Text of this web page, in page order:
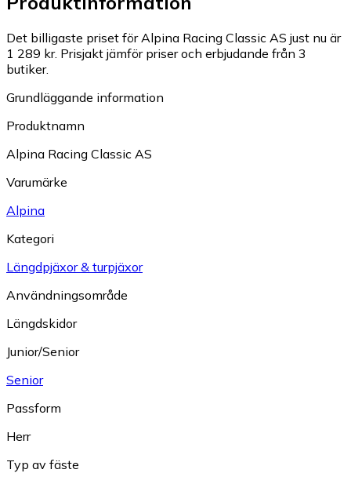
Det billigaste priset för Alpina Racing Classic AS just nu är
1 289 kr. Prisjakt jämför priser och erbjudande från 3
butiker.
Grundläggande information
Produktnamn
Alpina Racing Classic AS
Varumärke
Alpina
Kategori
Längdpjäxor & turpjäxor
Användningsområde
Längdskidor
Junior/Senior
Senior
Passform
Herr
Typ av fäste